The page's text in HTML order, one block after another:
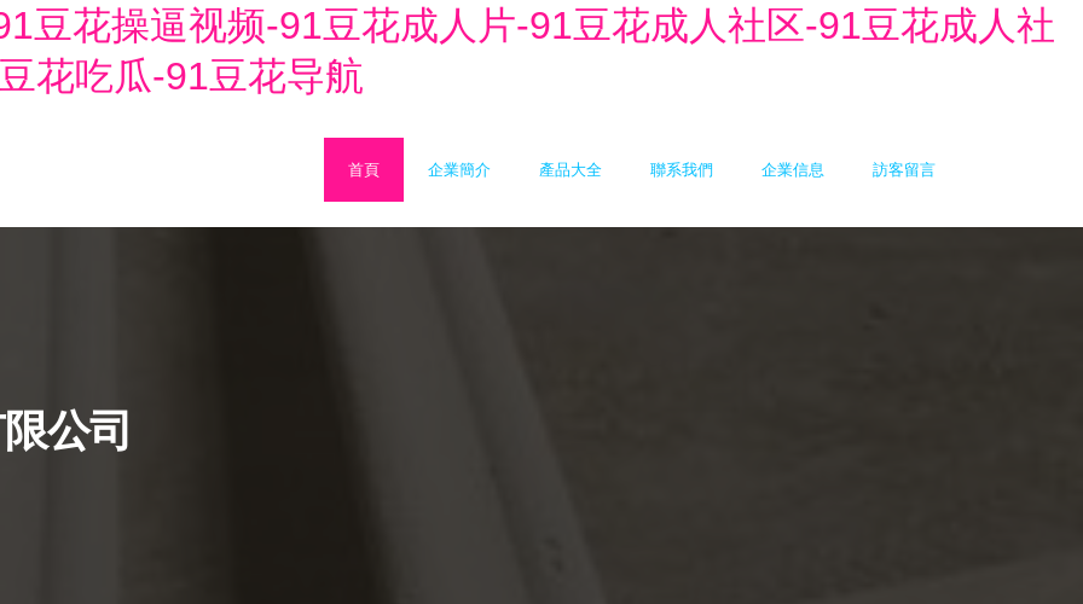
豆花操逼视频-91豆花成人片-91豆花成人社区-91豆花成人社
花吃瓜-91豆花导航
首頁 企業簡介 產品大全 聯系我們 企業信息 訪客留言
公司